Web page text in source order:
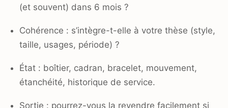
(et souvent) dans 6 mois ?
Cohérence : s’intègre-t-elle à votre thèse (style,
taille, usages, période) ?
État : boîtier, cadran, bracelet, mouvement,
étanchéité, historique de service.
Sortie : pourrez-vous la revendre facilement si